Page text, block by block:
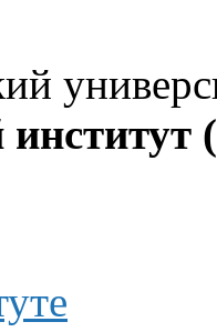
институт